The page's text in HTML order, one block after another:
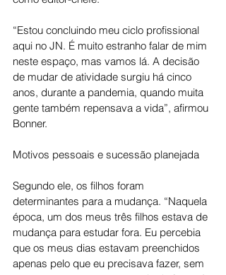
“Estou concluindo meu ciclo profissional
aqui no JN. É muito estranho falar de mim
neste espaço, mas vamos lá. A decisão
de mudar de atividade surgiu há cinco
anos, durante a pandemia, quando muita
gente também repensava a vida”, afirmou
Bonner.
Motivos pessoais e sucessão planejada
Segundo ele, os filhos foram
determinantes para a mudança. “Naquela
época, um dos meus três filhos estava de
mudança para estudar fora. Eu percebia
que os meus dias estavam preenchidos
apenas pelo que eu precisava fazer, sem